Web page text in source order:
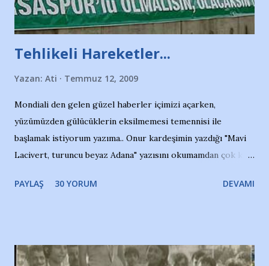
Tehlikeli Hareketler...
Yazan: Ati Temmuz 12, 2009
Mondiali den gelen güzel haberler içimizi açarken,
yüzümüzden gülücüklerin eksilmemesi temennisi ile
başlamak istiyorum yazıma.. Onur kardeşimin yazdığı "Mavi
Lacivert, turuncu beyaz Adana" yazısını okumamdan çok kısa
irkildim.. "Bursasporlu taraftarlar, İstanbul takımlarının
ve ürünlerini Bursa şehrinde görmek istemediklerini bir
PAYLAŞ 30 YORUM DEVAMI